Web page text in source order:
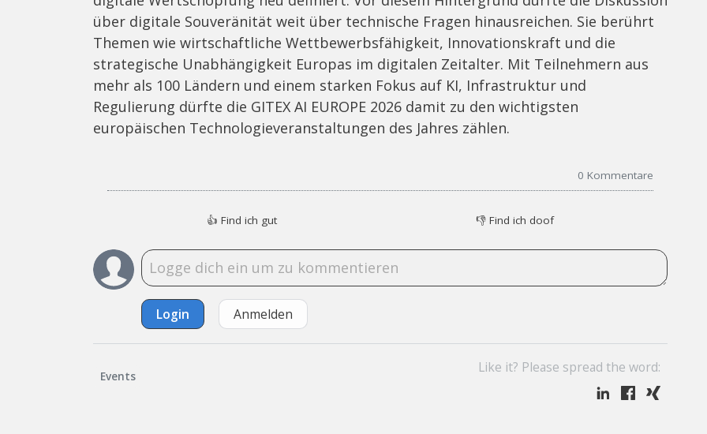
über digitale Souveränität weit über technische Fragen hinausreichen. Sie berührt
Themen wie wirtschaftliche Wettbewerbsfähigkeit, Innovationskraft und die
strategische Unabhängigkeit Europas im digitalen Zeitalter. Mit Teilnehmern aus
mehr als 100 Ländern und einem starken Fokus auf KI, Infrastruktur und
Regulierung dürfte die GITEX AI EUROPE 2026 damit zu den wichtigsten
europäischen Technologieveranstaltungen des Jahres zählen.
0 Kommentare
👍 Find ich gut 👎 Find ich doof
Login Anmelden
Events
Like it? Please spread the word: